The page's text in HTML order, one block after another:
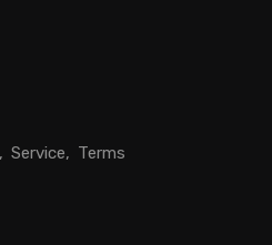
Service Terms